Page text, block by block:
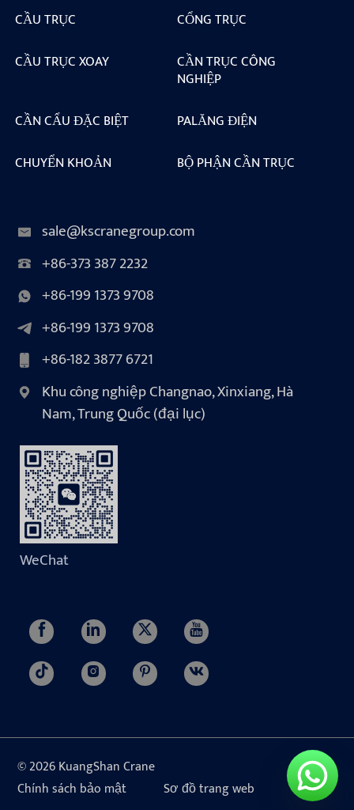
CẦU TRỤC
CỔNG TRỤC
CẦU TRỤC XOAY
CẦN TRỤC CÔNG
NGHIỆP
CẦN CẨU ĐẶC BIỆT
PALĂNG ĐIỆN
CHUYỂN KHOẢN
BỘ PHẬN CẦN TRỤC
sale@kscranegroup.com
+86-373 387 2232
+86-199 1373 9708
+86-199 1373 9708
+86-182 3877 6721
Khu công nghiệp Changnao, Xinxiang, Hà
Nam, Trung Quốc (đại lục)
WeChat
© 2026 KuangShan Crane
Chính sách bảo mật
Sơ đồ trang web